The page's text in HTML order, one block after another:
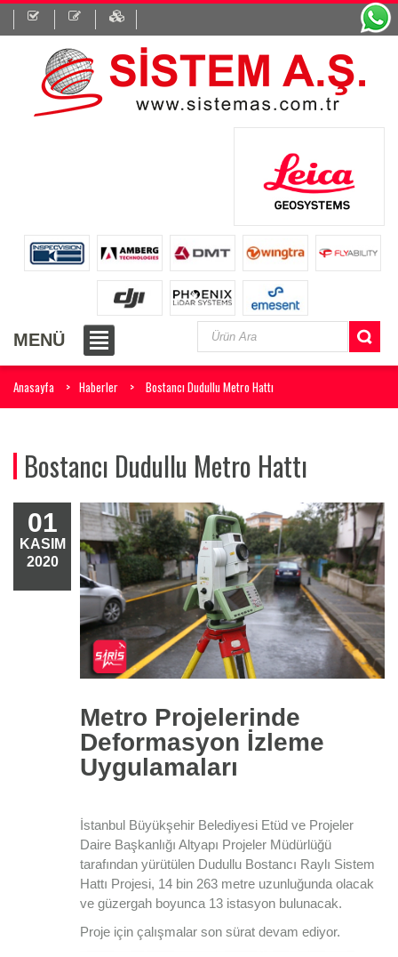
MENÜ
Anasayfa Haberler Bostancı Dudullu Metro Hattı
Bostancı Dudullu Metro Hattı
01
KASIM
2020
Metro Projelerinde
Deformasyon İzleme
Uygulamaları
İstanbul Büyükşehir Belediyesi Etüd ve Projeler
Daire Başkanlığı Altyapı Projeler Müdürlüğü
tarafından yürütülen Dudullu Bostancı Raylı Sistem
Hattı Projesi, 14 bin 263 metre uzunluğunda olacak
ve güzergah boyunca 13 istasyon bulunacak.
Proje için çalışmalar son sürat devam ediyor.